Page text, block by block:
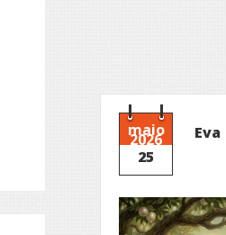
maio
2026
25
Eva